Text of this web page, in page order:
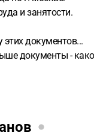
и занятости.
этих документов...
документы -